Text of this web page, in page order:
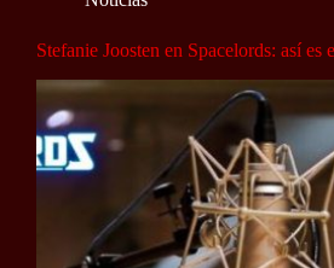
Stefanie Joosten en Spacelords: así es